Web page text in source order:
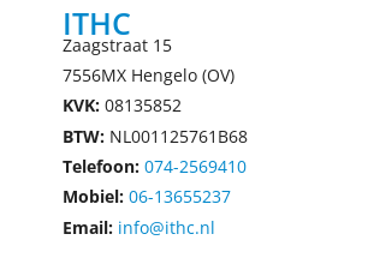
ITHC
Zaagstraat 15
7556MX Hengelo (OV)
KVK: 08135852
BTW: NL001125761B68
Telefoon: 074-2569410
Mobiel: 06-13655237
Email: info@ithc.nl